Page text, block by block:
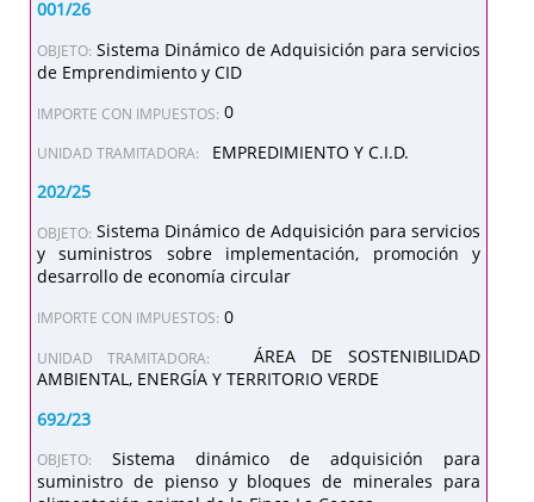
001/26
OBJETO: Sistema Dinámico de Adquisición para servicios
de Emprendimiento y CID
IMPORTE CON IMPUESTOS: 0
UNIDAD TRAMITADORA:
EMPREDIMIENTO Y C.I.D.
202/25
OBJETO: Sistema Dinámico de Adquisición para servicios
y suministros sobre implementación, promoción y
desarrollo de economía circular
IMPORTE CON IMPUESTOS: 0
UNIDAD TRAMITADORA:
ÁREA DE SOSTENIBILIDAD
AMBIENTAL, ENERGÍA Y TERRITORIO VERDE
692/23
OBJETO:
Sistema dinámico de adquisición para
suministro de pienso y bloques de minerales para